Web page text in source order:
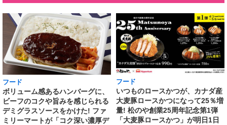
フード
ボリューム感あるハンバーグに、
ビーフのコクや旨みを感じられる
デミグラスソースをかけた! ファ
ミリーマートが「コク深い濃厚デ
フード
いつものロースかつが、カナダ産
大麦豚ロースかつになって25％増
量! 松のや創業25周年記念第1弾
「大麦豚ロースかつ」が明日1日